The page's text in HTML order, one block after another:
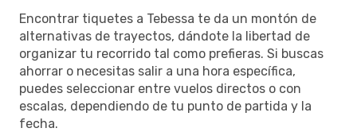
Encontrar tiquetes a Tebessa te da un montón de
alternativas de trayectos, dándote la libertad de
organizar tu recorrido tal como prefieras. Si buscas
ahorrar o necesitas salir a una hora específica,
puedes seleccionar entre vuelos directos o con
escalas, dependiendo de tu punto de partida y la
fecha.